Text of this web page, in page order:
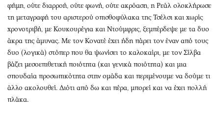
φήμη, ούτε διαρροή, ούτε φωνή, ούτε ακρόαση, η Ρεάλ ολοκλήρωσε
τη μεταγραφή του αριστερού οπισθοφύλακα της Τσέλσι και χωρίς
χρονοτριβή, με Κουκουρέγια και Ντούμφρις, ξεμπέρδεψε με τα δυο
άκρα της άμυνας. Με τον Κονατέ έχει ήδη πάρει τον έναν από τους
δυο (λογικά) στόπερ που θα ψωνίσει το καλοκαίρι, με τον Σίλβα
βάζει μεσοεπιθετική ποιότητα (και γενικά ποιότητα) και μια
σπουδαία προσωπικότητα στην ομάδα και περιμένουμε να δούμε τι
άλλο ακολουθεί. Διότι από δω και πέρα, μπορεί και να έχει πολλή
πλάκα.